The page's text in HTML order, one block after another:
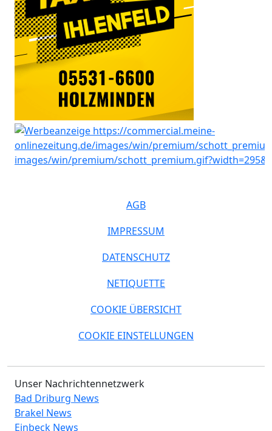
AGB
IMPRESSUM
DATENSCHUTZ
NETIQUETTE
COOKIE ÜBERSICHT
COOKIE EINSTELLUNGEN
Unser Nachrichtennetzwerk
Bad Driburg News
Brakel News
Einbeck News